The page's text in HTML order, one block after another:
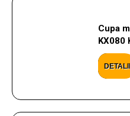
Cupa
KX080
DETALII